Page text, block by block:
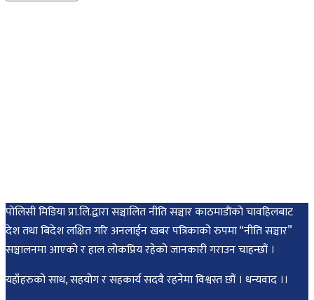
पोलिसी मिडिया प्रा.लि.द्वारा सञ्चालित नीति सञ्चार काठमाडाैंकाे चावहिलबाट
देश तथा बिदेश लक्षित गरि अनलाईन खबर पत्रिकाको रुपमा “नीति सञ्चार”
सञ्चालनमा आएको र हाल लोकप्रिय रहेको जानकारी गराउन चाहन्छौं ।
यहाँहरुको साथ, सहयोग र सहकार्य सदवै रहनेमा विश्वस्त छौं । धन्यवाद ।।